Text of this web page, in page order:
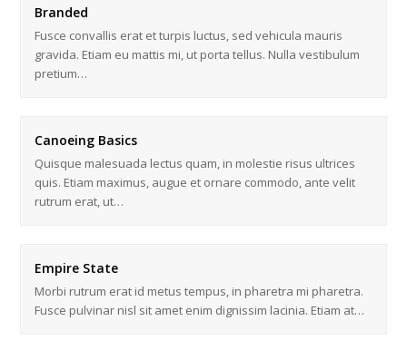
Branded
Fusce convallis erat et turpis luctus, sed vehicula mauris
gravida. Etiam eu mattis mi, ut porta tellus. Nulla vestibulum
pretium…
Canoeing Basics
Quisque malesuada lectus quam, in molestie risus ultrices
quis. Etiam maximus, augue et ornare commodo, ante velit
rutrum erat, ut…
Empire State
Morbi rutrum erat id metus tempus, in pharetra mi pharetra.
Fusce pulvinar nisl sit amet enim dignissim lacinia. Etiam at…